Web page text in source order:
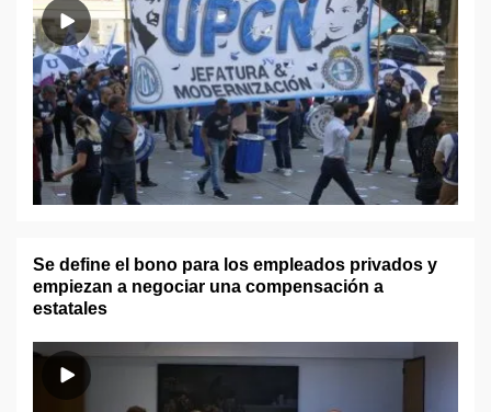
Se define el bono para los empleados privados y
empiezan a negociar una compensación a
estatales